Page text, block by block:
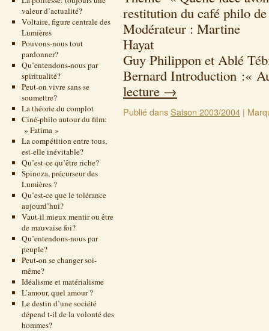
valeur d’actualité?
Voltaire, figure centrale des
Lumières
Pouvons-nous tout
pardonner?
Qu’entendons-nous par
spiritualité?
Peut-on vivre sans se
soumettre?
La théorie du complot
Ciné-philo autour du film:
» Fatima »
La compétition entre tous,
est-elle inévitable?
Qu’est-ce qu’être riche?
Spinoza, précurseur des
Lumières ?
Qu’est-ce que le tolérance
aujourd’hui?
Vaut-il mieux mentir ou être
de mauvaise foi?
Qu’entendons-nous par
peuple?
Peut-on se changer soi-
même?
Idéalisme et matérialisme
L’amour, quel amour ?
Le destin d’une société
dépend t-il de la volonté des
hommes?
restitution du café philo
Modérateur : Martine
Hayat
Guy Philippon et Ablé
Bernard Introduction :«
lecture →
Publié dansSaison 2003/2004 |